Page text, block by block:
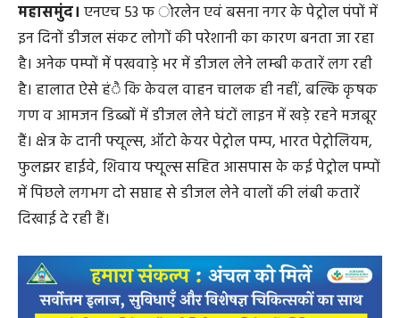
महासमुंद। एनएच 53 फ ोरलेन एवं बसना नगर के पेट्रोल पंपों में
इन दिनों डीजल संकट लोगों की परेशानी का कारण बनता जा रहा
है। अनेक पम्पों में पखवाड़े भर में डीजल लेने लम्बी कतारें लग रही
है। हालात ऐसे हंै कि केवल वाहन चालक ही नहीं, बल्कि कृषक
गण व आमजन डिब्बों में डीजल लेने घंटों लाइन में खड़े रहने मजबूर
हैं। क्षेत्र के दानी फ्यूल्स, ऑटो केयर पेट्रोल पम्प, भारत पेट्रोलियम,
फुलझर हाईवे, शिवाय फ्यूल्स सहित आसपास के कई पेट्रोल पम्पों
में पिछले लगभग दो सप्ताह से डीजल लेने वालों की लंबी कतारें
दिखाई दे रही हैं।